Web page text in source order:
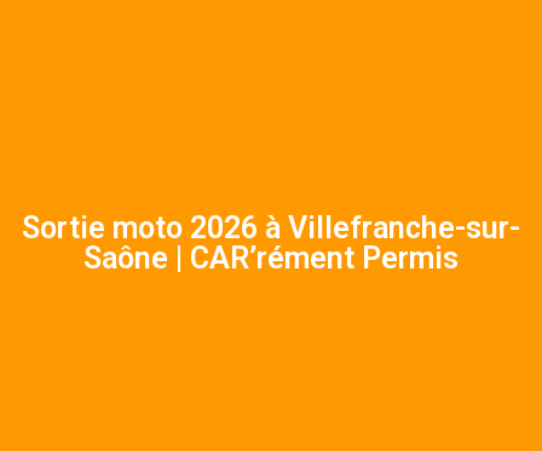
Sortie moto 2026 à Villefranche-sur-
Saône | CAR’rément Permis